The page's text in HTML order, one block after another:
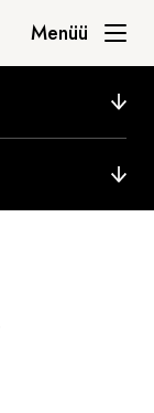
Menüü